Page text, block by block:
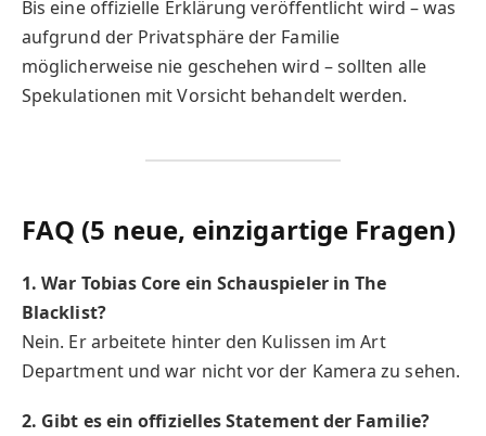
Bis eine offizielle Erklärung veröffentlicht wird – was
aufgrund der Privatsphäre der Familie
möglicherweise nie geschehen wird – sollten alle
Spekulationen mit Vorsicht behandelt werden.
FAQ (5 neue, einzigartige Fragen)
1. War Tobias Core ein Schauspieler in The
Blacklist?
Nein. Er arbeitete hinter den Kulissen im Art
Department und war nicht vor der Kamera zu sehen.
2. Gibt es ein offizielles Statement der Familie?